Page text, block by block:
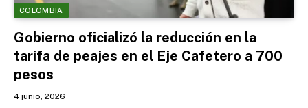
COLOMBIA
Gobierno oficializó la reducción en la
tarifa de peajes en el Eje Cafetero a 700
pesos
4 junio, 2026